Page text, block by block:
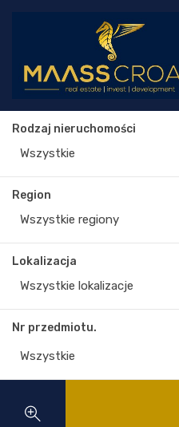
Rodzaj nieruchomości
Wszystkie
Region
Wszystkie regiony
Lokalizacja
Wszystkie lokalizacje
Nr przedmiotu.